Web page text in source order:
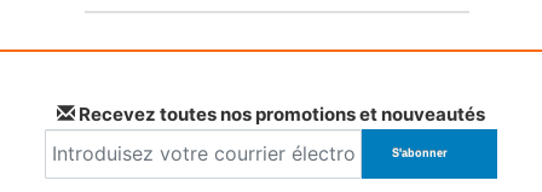
Recevez toutes nos promotions et nouveautés